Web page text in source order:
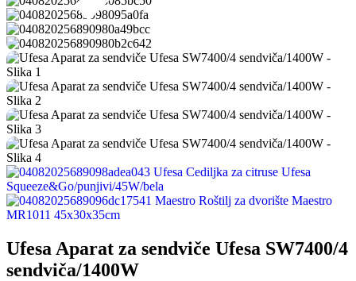
Ufesa Cediljka za citruse Ufesa
Squeeze&Go/punjivi/45W/bela
Maestro Roštilj za dvorište Maestro
MR1011 45x30x35cm
Ufesa Aparat za sendviče Ufesa SW7400/4
sendviča/1400W